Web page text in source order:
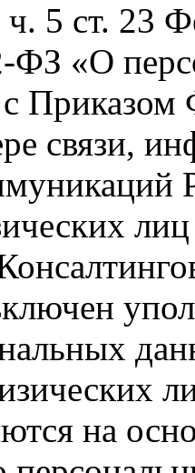
5 ст. 23
ФЗ «О
с
связи,
на